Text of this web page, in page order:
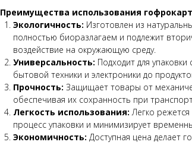
Преимущества использования
Экологичность: Изготовлен из
полностью биоразлагаем и подлежит
воздействие на окружающую среду.
Универсальность: Подходит для
бытовой техники и электроники до
Прочность: Защищает товары от
обеспечивая их сохранность при
Легкость использования: Легко
процесс упаковки и минимизирует
Экономичность: Доступная цена делает